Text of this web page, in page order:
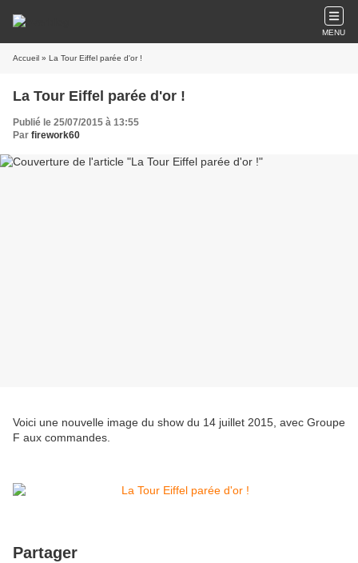
MENU
Accueil » La Tour Eiffel parée d'or !
La Tour Eiffel parée d'or !
Publié le 25/07/2015 à 13:55
Par firework60
Voici une nouvelle image du show du 14 juillet 2015, avec Groupe
F aux commandes.
Partager